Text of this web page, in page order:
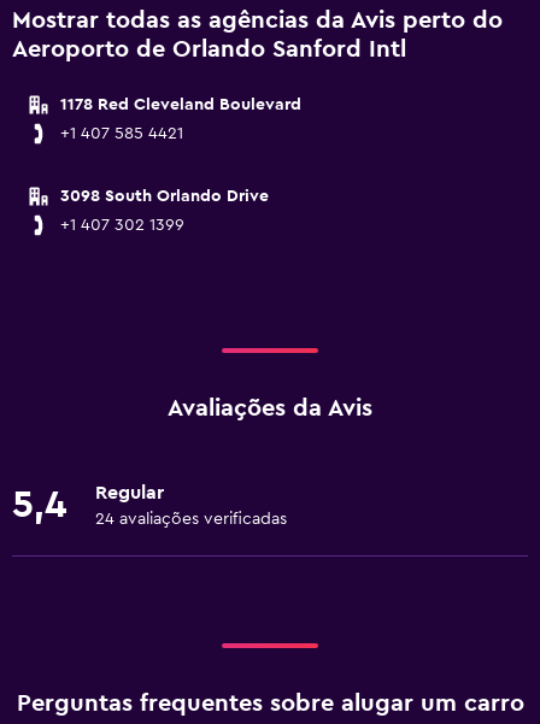
Mostrar todas as agências da Avis perto do
Aeroporto de Orlando Sanford Intl
1178 Red Cleveland Boulevard
+1 407 585 4421
3098 South Orlando Drive
+1 407 302 1399
Avaliações da Avis
5,4 Regular
24 avaliações verificadas
Perguntas frequentes sobre alugar um carro